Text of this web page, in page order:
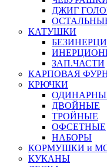
ДЖИГ
КАТУШКИ
ЗАП.ЧАСТИ
КАРПОВАЯ
КРЮЧКИ
ДВОЙНЫЕ
ТРОЙНЫЕ
ОФСЕТНЫЕ
НАБОРЫ
КОРМУШКИ и
КУКАНЫ